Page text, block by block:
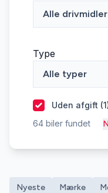
Alle drivmidler
Type
Alle typer
Uden afgift (1
64 biler fundet
Nyeste Mærke